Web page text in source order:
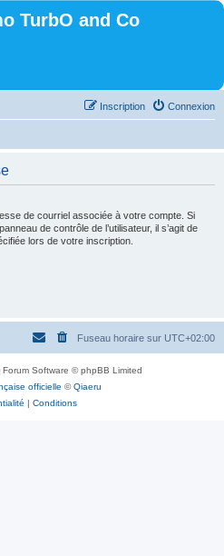
TurbO and Co
Connexion
Inscription
de courriel associée à votre compte. Si
de contrôle de l’utilisateur, il s’agit de
lors de votre inscription.
Fuseau horaire sur UTC+02:00
Forum Software © phpBB Limited
officielle ©Qiaeru
| Conditions